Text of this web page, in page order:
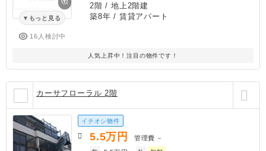
もっと見る
16人検討中
2階 / 地上2階建
築8年 / 賃貸アパート
人気上昇中！注目の物件です！
カーサフローラル 2階
イチオシ物件
5.5万円 管理費 －